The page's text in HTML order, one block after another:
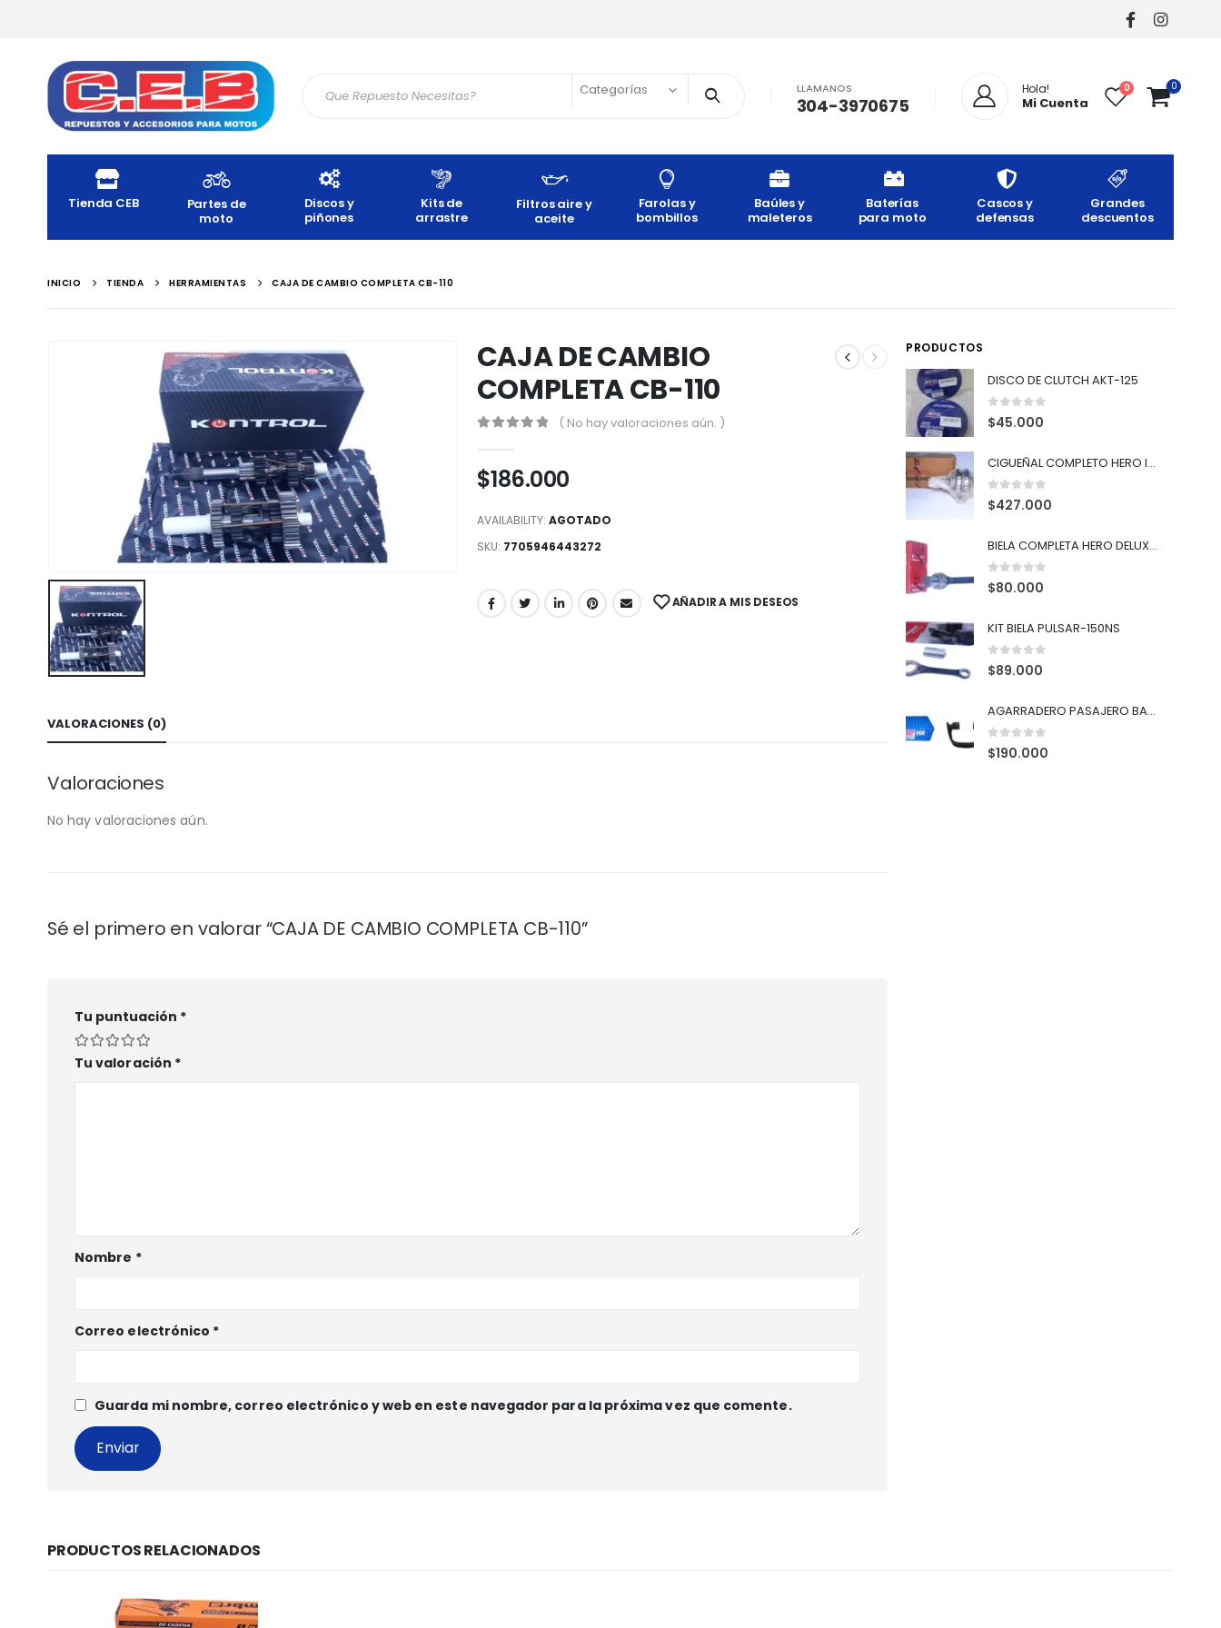
Categorías LLAMANOS
304-3970675
Hola!
Mi Cuenta
0 0
Tienda CEB
Partes de
moto
Discos y
piñones
Kits de
arrastre
Filtros aire y
aceite
Farolas y
bombillos
Baúles y
maleteros
Baterías
para moto
Cascos y
defensas
Grandes
descuentos
INICIO TIENDA HERRAMIENTAS CAJA DE CAMBIO COMPLETA CB-110
CAJA DE CAMBIO
COMPLETA CB-110
( No hay valoraciones aún. )
$186.000
AVAILABILITY: AGOTADO
SKU: 7705946443272
AÑADIR A MIS DESEOS
VALORACIONES (0)
Valoraciones
No hay valoraciones aún.
Sé el primero en valorar “CAJA DE CAMBIO COMPLETA CB-110”
Tu puntuación *
Tu valoración *
Nombre *
Correo electrónico *
Guarda mi nombre, correo electrónico y web en este navegador para la próxima vez que comente.
PRODUCTOS
DISCO DE CLUTCH AKT-125
0 out of 5
$45.000
CIGUEÑAL COMPLETO HERO ISMART-110
0 out of 5
$427.000
BIELA COMPLETA HERO DELUXE 135 / SPLENDOR ISMART
0 out of 5
$80.000
KIT BIELA PULSAR-150NS
0 out of 5
$89.000
AGARRADERO PASAJERO BAJAJ DISCOVER 100
0out of 5
$190.000
PRODUCTOS RELACIONADOS